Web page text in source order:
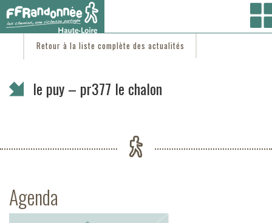
Vous êtes ici :Accueil/C'est d'actu
Retour à la liste complète des actualités
le puy – pr377 le chalon
Agenda